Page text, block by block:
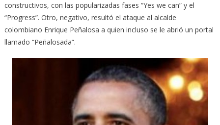
constructivos, con las popularizadas fases “Yes we can” y el
“Progress”. Otro, negativo, resultó el ataque al alcalde
colombiano Enrique Peñalosa a quien incluso se le abrió un portal
llamado “Peñalosada”.